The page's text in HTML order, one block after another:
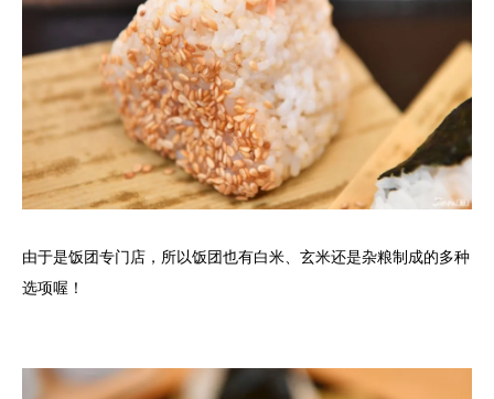
由于是饭团专门店，所以饭团也有白米、玄米还是杂粮制成的多种
选项喔！